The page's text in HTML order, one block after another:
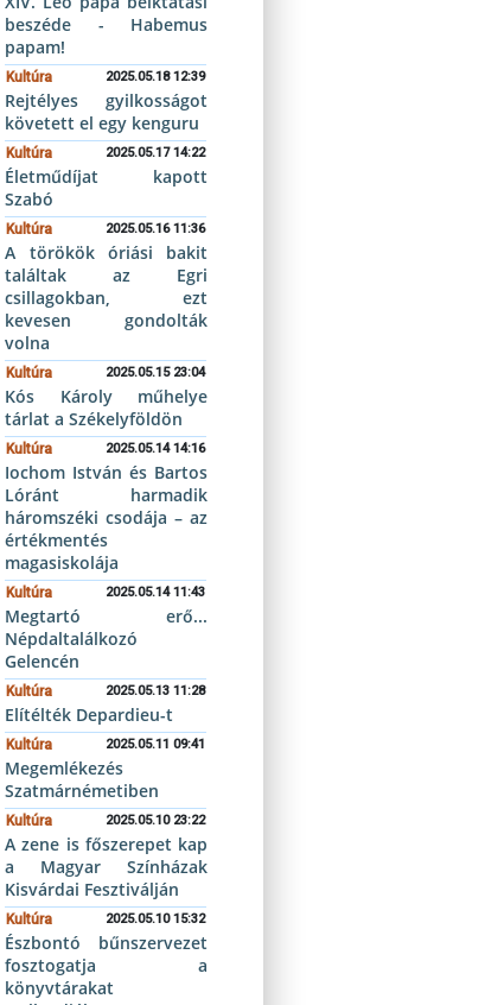
beszéde - Habemus
papam!
Kultúra 2025.05.18 12:39
Rejtélyes gyilkosságot
követett el egy kenguru
Kultúra 2025.05.17 14:22
Életműdíjat kapott
Szabó
Kultúra 2025.05.16 11:36
A törökök óriási bakit
találtak az Egri
csillagokban, ezt
kevesen gondolták
volna
Kultúra 2025.05.15 23:04
Kós Károly műhelye
tárlat a Székelyföldön
Kultúra 2025.05.14 14:16
Iochom István és Bartos
Lóránt harmadik
háromszéki csodája – az
értékmentés
magasiskolája
Kultúra 2025.05.14 11:43
Megtartó erő...
Népdaltalálkozó
Gelencén
Kultúra 2025.05.13 11:28
Elítélték Depardieu-t
Kultúra 2025.05.11 09:41
Megemlékezés
Szatmárnémetiben
Kultúra 2025.05.10 23:22
A zene is főszerepet kap
a Magyar Színházak
Kisvárdai Fesztiválján
Kultúra 2025.05.10 15:32
Észbontó bűnszervezet
fosztogatja a
könyvtárakat